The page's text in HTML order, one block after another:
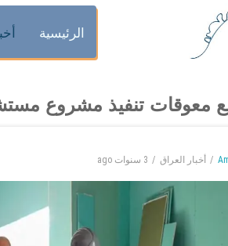
الرئيسية
معوقات تنفيذ مشروع
أخبار العراق 3 سنوات ago